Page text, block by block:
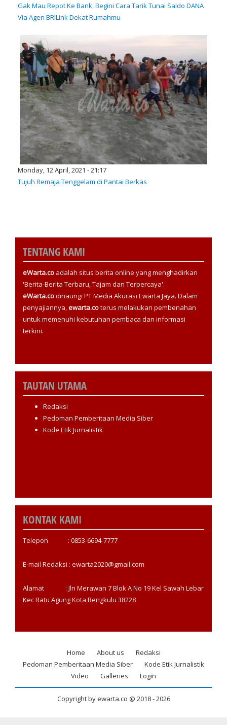
Gak Mau Repot Ke Bank, Begini Cara Tarik Tunai Saldo DANA
Via Agen BRILink Dekat Rumahmu
Monday, 12 April, 2021 - 21:17
Tujuh Remaja Tenggelam di Pantai Berkas
TENTANG KAMI
eWarta.co adalah situs berita online yang menghadirkan
'Berita-Berita Terbaru, Tajam dan Terpercaya'.
eWarta.codinaungi PT Media Akurasi Ewarta Jaya. Dalam
penyajiannya,ewarta.coterus melakukan pembenahan
untuk memenuhi kebutuhan pembaca dan informasi
terkini.
TAUTAN UTAMA
Redaksi
Pedoman Pemberitaan Media Siber
Kode Etik Jurnalistik
KONTAK KAMI
Telepon : 0853-6694-7777
E-mail Redaksi : ewarta2020@gmail.com
Alamat : Jln Merawan 7 Blok A No 19 Kel Sawah Lebar
Kec Ratu Agung Kota Bengkulu 38228
Footer
Home About us
Redaksi
Pedoman Pemberitaan Media Siber
Kode Etik Jurnalistik
Video
Galleries Login
Copyright by ewarta.co @ 2018 -2026